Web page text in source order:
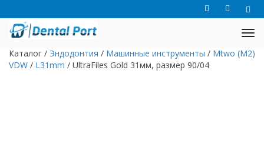
Каталог / Эндодонтия / Машинные инструменты / Mtwo (M2)
VDW / L31mm / UltraFiles Gold 31мм, размер 90/04